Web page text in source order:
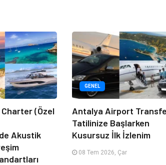
(Özel
Akustik
GENEL
Antalya Airport
Tatilinize Başlarken
Kusursuz İlk İzlenim
08 Tem 2026, Çar